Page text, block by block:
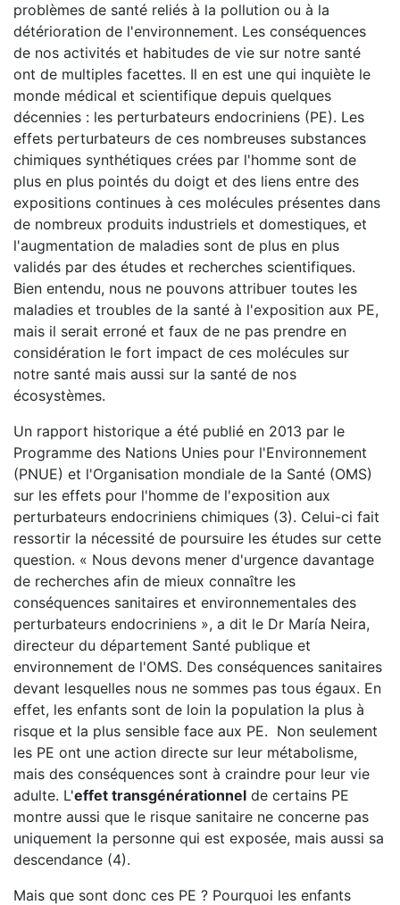
problèmes de santé reliés à la pollution ou à la
détérioration de l'environnement. Les conséquences
de nos activités et habitudes de vie sur notre santé
ont de multiples facettes. Il en est une qui inquiète le
monde médical et scientifique depuis quelques
décennies : les perturbateurs endocriniens (PE). Les
effets perturbateurs de ces nombreuses substances
chimiques synthétiques crées par l'homme sont de
plus en plus pointés du doigt et des liens entre des
expositions continues à ces molécules présentes dans
de nombreux produits industriels et domestiques, et
l'augmentation de maladies sont de plus en plus
validés par des études et recherches scientifiques.
Bien entendu, nous ne pouvons attribuer toutes les
maladies et troubles de la santé à l'exposition aux PE,
mais il serait erroné et faux de ne pas prendre en
considération le fort impact de ces molécules sur
notre santé mais aussi sur la santé de nos
écosystèmes.
Un rapport historique a été publié en 2013 par le
Programme des Nations Unies pour l'Environnement
(PNUE) et l'Organisation mondiale de la Santé (OMS)
sur les effets pour l'homme de l'exposition aux
perturbateurs endocriniens chimiques (3). Celui-ci fait
ressortir la nécessité de poursuire les études sur cette
question. « Nous devons mener d'urgence davantage
de recherches afin de mieux connaître les
conséquences sanitaires et environnementales des
perturbateurs endocriniens », a dit le Dr María Neira,
directeur du département Santé publique et
environnement de l'OMS. Des conséquences sanitaires
devant lesquelles nous ne sommes pas tous égaux. En
effet, les enfants sont de loin la population la plus à
risque et la plus sensible face aux PE. Non seulement
les PE ont une action directe sur leur métabolisme,
mais des conséquences sont à craindre pour leur vie
adulte. L'effet transgénérationnel de certains PE
montre aussi que le risque sanitaire ne concerne pas
uniquement la personne qui est exposée, mais aussi sa
descendance (4).
Mais que sont donc ces PE ? Pourquoi les enfants